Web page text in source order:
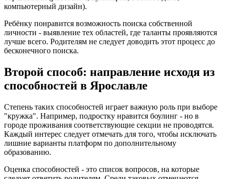
компьютерный дизайн).
Ребёнку понравится возможность поиска собственной
личности - выявление тех областей, где таланты проявляются
лучше всего. Родителям не следует доводить этот процесс до
бесконечного поиска.
Второй способ: направление исходя из
способностей в Ярославле
Степень таких способностей играет важную роль при выборе
"кружка". Например, подростку нравится боулинг - но в
городе проживания соответствующие секции не проводятся.
Каждый интерес следует отмечать для того, чтобы исключать
лишние варианты платформ по дополнительному
образованию.
Оценка способностей - это список вопросов, на которые